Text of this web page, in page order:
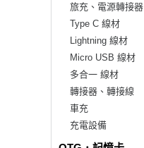
旅充、電源轉接器
Type C 線材
Lightning 線材
Micro USB 線材
多合一 線材
轉接器、轉接線
車充
充電設備